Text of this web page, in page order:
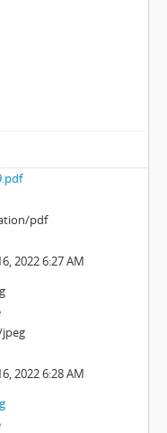
pdf
2022 6:27 AM
2022 6:28 AM